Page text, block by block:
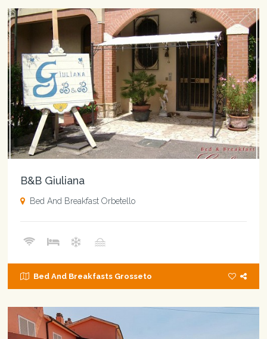
B&B Giuliana
Bed And Breakfast Orbetello
Bed And Breakfasts Grosseto